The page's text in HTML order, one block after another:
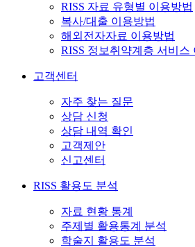
RISS 자료 유형별 이용방법
복사/대출 이용방법
해외전자자료 이용방법
RISS 정보취약계층 서비스
고객센터
자주 찾는 질문
상담 신청
상담 내역 확인
고객제안
신고센터
RISS 활용도 분석
자료 현황 통계
주제별 활용통계 분석
학술지 활용도 분석